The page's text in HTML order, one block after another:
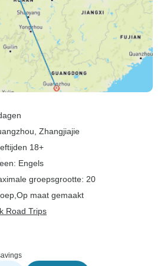
, Zhangjiajie
18+
Engels
groepsgrootte: 20
Op maat gemaakt
Road Trips